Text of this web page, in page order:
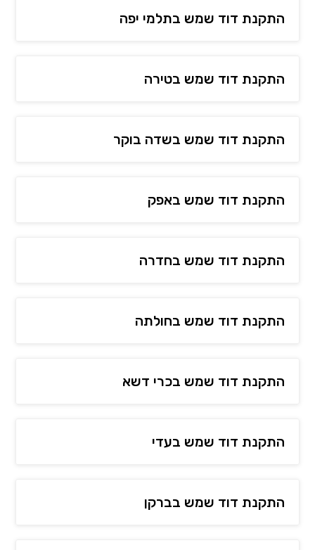
התקנת דוד שמש בתלמי יפה
התקנת דוד שמש בטירה
התקנת דוד שמש בשדה בוקר
התקנת דוד שמש באפק
התקנת דוד שמש בחדרה
התקנת דוד שמש בחולתה
התקנת דוד שמש בכרי דשא
התקנת דוד שמש בעדי
התקנת דוד שמש בברקן